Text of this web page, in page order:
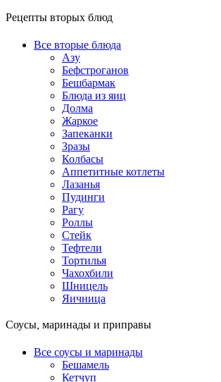
Рецепты вторых блюд
Все вторые блюда
Азу
Бефстроганов
Бешбармак
Блюда из яиц
Долма
Жаркое
Запеканки
Зразы
Колбасы
Аппетитные котлеты
Лазанья
Пудинги
Рагу
Роллы
Стейк
Тефтели
Тортилья
Чахохбили
Шницель
Яичница
Соусы, маринады и приправы
Все соусы и маринады
Бешамель
Кетчуп